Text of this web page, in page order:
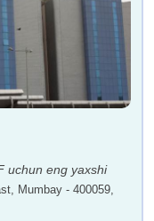
uchun eng yaxshi
Mumbay - 400059,